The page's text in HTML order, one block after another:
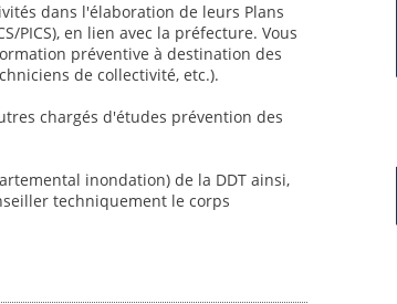
dans l'élaboration de leurs Plans
PICS), en lien avec la préfecture. Vous
préventive à destination des
de collectivité, etc.).
chargés d'études prévention des
inondation) de la DDT ainsi,
techniquement le corps